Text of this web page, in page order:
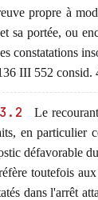
propre à
sa portée, ou
constatations
III 552 consid.
Le
en particulier
défavorable
toutefois
dans l'arrêt